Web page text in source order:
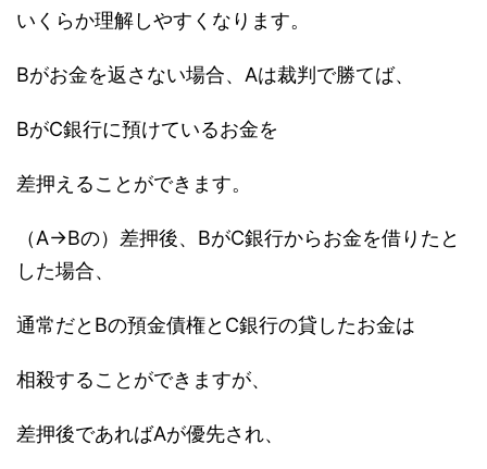
いくらか理解しやすくなります。
Bがお金を返さない場合、Aは裁判で勝てば、
BがC銀行に預けているお金を
差押えることができます。
（A→Bの）差押後、BがC銀行からお金を借りたと
した場合、
通常だとBの預金債権とC銀行の貸したお金は
相殺することができますが、
差押後であればAが優先され、